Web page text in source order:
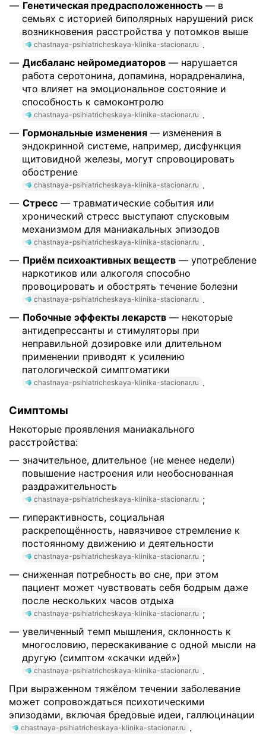
Генетическая предрасположенность — в
семьях с историей биполярных нарушений риск
возникновения расстройства у потомков выше
chastnaya-psihiatricheskaya-klinika-stacionar.ru .
Дисбаланс нейромедиаторов — нарушается
работа серотонина, допамина, норадреналина,
что влияет на эмоциональное состояние и
способность к самоконтролю
chastnaya-psihiatricheskaya-klinika-stacionar.ru .
Гормональные изменения — изменения в
эндокринной системе, например, дисфункция
щитовидной железы, могут спровоцировать
обострение
chastnaya-psihiatricheskaya-klinika-stacionar.ru .
Стресс — травматические события или
хронический стресс выступают спусковым
механизмом для маниакальных эпизодов
chastnaya-psihiatricheskaya-klinika-stacionar.ru .
Приём психоактивных веществ — употребление
наркотиков или алкоголя способно
провоцировать и обострять течение болезни
chastnaya-psihiatricheskaya-klinika-stacionar.ru .
Побочные эффекты лекарств — некоторые
антидепрессанты и стимуляторы при
неправильной дозировке или длительном
применении приводят к усилению
патологической симптоматики
chastnaya-psihiatricheskaya-klinika-stacionar.ru .
Симптомы
Некоторые проявления маниакального
расстройства:
значительное, длительное (не менее недели)
повышение настроения или необоснованная
раздражительность
chastnaya-psihiatricheskaya-klinika-stacionar.ru ;
гиперактивность, социальная
раскрепощённость, навязчивое стремление к
постоянному движению и деятельности
chastnaya-psihiatricheskaya-klinika-stacionar.ru ;
сниженная потребность во сне, при этом
пациент может чувствовать себя бодрым даже
после нескольких часов отдыха
chastnaya-psihiatricheskaya-klinika-stacionar.ru ;
увеличенный темп мышления, склонность к
многословию, перескакивание с одной мысли на
другую (симптом «скачки идей»)
chastnaya-psihiatricheskaya-klinika-stacionar.ru .
При выраженном тяжёлом течении заболевание
может сопровождаться психотическими
эпизодами, включая бредовые идеи, галлюцинации
chastnaya-psihiatricheskaya-klinika-stacionar.ru .